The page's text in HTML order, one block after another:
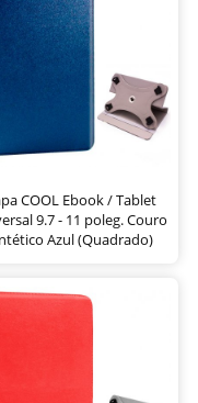
COOL Ebook / Tablet
9.7 - 11 poleg. Couro
Azul (Quadrado)